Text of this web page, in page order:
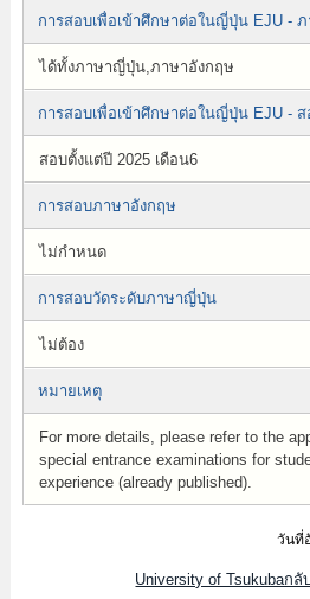
การสอบเพื่อเข้าศึกษาต่อในญี่ปุ่น EJU -
ได้ทั้งภาษาญี่ปุ่น,ภาษาอังกฤษ
การสอบเพื่อเข้าศึกษาต่อในญี่ปุ่น EJU - ส
สอบตั้งแต่ปี 2025 เดือน6
การสอบภาษาอังกฤษ
ไม่กำหนด
การสอบวัดระดับภาษาญี่ปุ่น
ไม่ต้อง
หมายเหตุ
For more details, please refer to the
special entrance examinations for
experience (already published).
วันที่
University of Tsukubaก